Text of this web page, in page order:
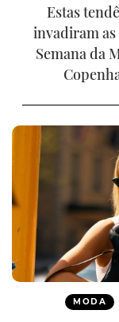
Estas
invadiram as
Semana da
MODA